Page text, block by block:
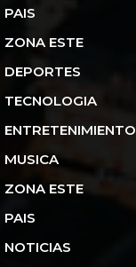
PAIS
ZONA ESTE
DEPORTES
TECNOLOGIA
ENTRETENIMIENTO
MUSICA
ZONA ESTE
PAIS
NOTICIAS